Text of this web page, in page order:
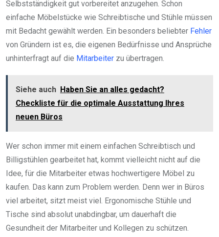
Selbstständigkeit gut vorbereitet anzugehen. Schon
einfache Möbelstücke wie Schreibtische und Stühle müssen
mit Bedacht gewählt werden. Ein besonders beliebter Fehler
von Gründern ist es, die eigenen Bedürfnisse und Ansprüche
unhinterfragt auf die Mitarbeiter zu übertragen.
Siehe auch Haben Sie an alles gedacht?
Checkliste für die optimale Ausstattung Ihres
neuen Büros
Wer schon immer mit einem einfachen Schreibtisch und
Billigstühlen gearbeitet hat, kommt vielleicht nicht auf die
Idee, für die Mitarbeiter etwas hochwertigere Möbel zu
kaufen. Das kann zum Problem werden. Denn wer in Büros
viel arbeitet, sitzt meist viel. Ergonomische Stühle und
Tische sind absolut unabdingbar, um dauerhaft die
Gesundheit der Mitarbeiter und Kollegen zu schützen.